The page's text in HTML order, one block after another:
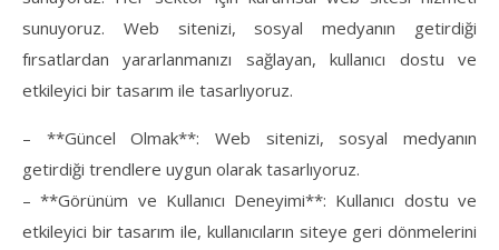
sunuyoruz. Web sitenizi, sosyal medyanın getirdiği
fırsatlardan yararlanmanızı sağlayan, kullanıcı dostu ve
etkileyici bir tasarım ile tasarlıyoruz.
– **Güncel Olmak**: Web sitenizi, sosyal medyanın
getirdiği trendlere uygun olarak tasarlıyoruz.
– **Görünüm ve Kullanıcı Deneyimi**: Kullanıcı dostu ve
etkileyici bir tasarım ile, kullanıcıların siteye geri dönmelerini